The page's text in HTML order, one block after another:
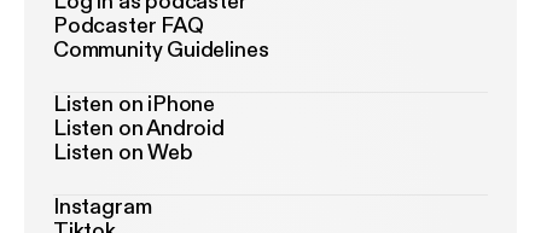
Podcaster FAQ
Community Guidelines
Listen on iPhone
Listen on Android
Listen on Web
Instagram